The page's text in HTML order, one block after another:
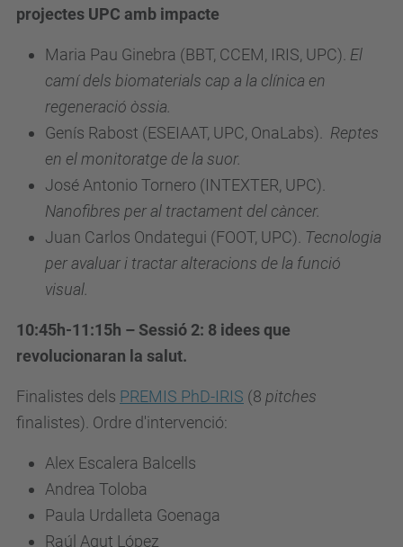
projectes UPC amb impacte
Maria Pau Ginebra (BBT, CCEM, IRIS, UPC). El
camí dels biomaterials cap a la clínica en
regeneració òssia.
Genís Rabost (ESEIAAT, UPC, OnaLabs). Reptes
en el monitoratge de la suor.
José Antonio Tornero (INTEXTER, UPC).
Nanofibres per al tractament del càncer.
Juan Carlos Ondategui (FOOT, UPC). Tecnologia
per avaluar i tractar alteracions de la funció
visual.
10:45h-11:15h – Sessió 2: 8 idees que
revolucionaran la salut.
Finalistes dels PREMIS PhD-IRIS (8 pitches
finalistes). Ordre d'intervenció:
Alex Escalera Balcells
Andrea Toloba
Paula Urdalleta Goenaga
Raúl Agut López